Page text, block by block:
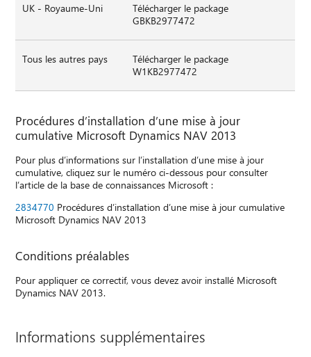
UK - Royaume-Uni
Télécharger le package
GBKB2977472
Tous les autres pays
Télécharger le package
W1KB2977472
Procédures d’installation d’une mise à jour
cumulative Microsoft Dynamics NAV 2013
Pour plus d’informations sur l’installation d’une mise à jour
cumulative, cliquez sur le numéro ci-dessous pour consulter
l’article de la base de connaissances Microsoft :
2834770 Procédures d’installation d’une mise à jour cumulative
Microsoft Dynamics NAV 2013
Conditions préalables
Pour appliquer ce correctif, vous devez avoir installé Microsoft
Dynamics NAV 2013.
Informations supplémentaires